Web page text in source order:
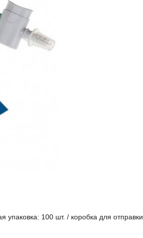
100 шт. / коробка для отправки